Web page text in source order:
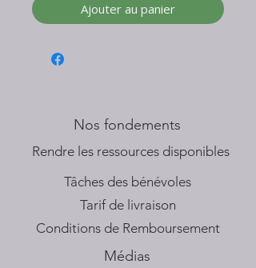
Ajouter au panier
Nos fondements
​Rendre les ressources disponibles
Tâches des bénévoles
Tarif de livraison
Conditions de Remboursement
Médias